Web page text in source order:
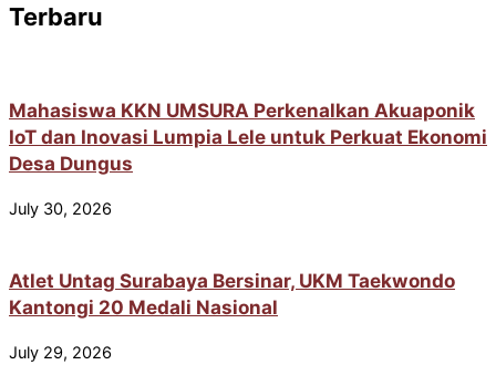
Terbaru
Mahasiswa KKN UMSURA Perkenalkan Akuaponik
IoT dan Inovasi Lumpia Lele untuk Perkuat Ekonomi
Desa Dungus
July 30, 2026
Atlet Untag Surabaya Bersinar, UKM Taekwondo
Kantongi 20 Medali Nasional
July 29, 2026